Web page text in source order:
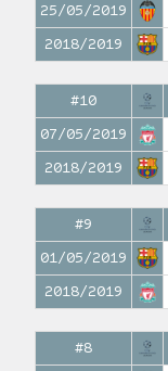
25/05/2019
2018/2019
#10
07/05/2019
2018/2019
#9
01/05/2019
2018/2019
#8